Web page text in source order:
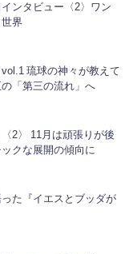
ンタビュー〈2〉ワン
界
琉球の神々が教えて
「第三の流れ」へ
2〉 11月は頑張りが後
クな展開の傾向に
た『イエスとブッダが